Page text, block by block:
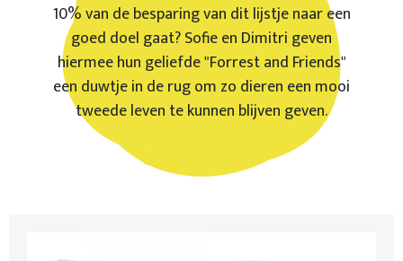
10% van de besparing van dit lijstje naar een
goed doel gaat? Sofie en Dimitri geven
hiermee hun geliefde "Forrest and Friends"
een duwtje in de rug om zo dieren een mooi
tweede leven te kunnen blijven geven.